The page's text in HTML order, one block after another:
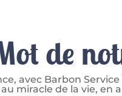
de
avec Barbon
au miracle de la vie, en